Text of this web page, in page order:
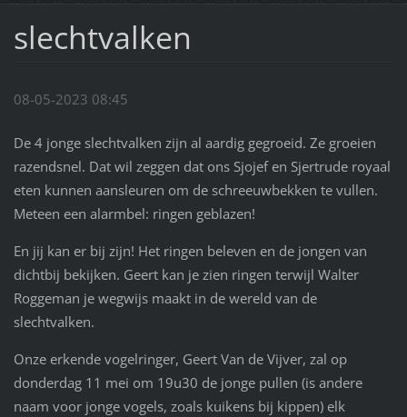
slechtvalken
08-05-2023 08:45
De 4 jonge slechtvalken zijn al aardig gegroeid. Ze groeien
razendsnel. Dat wil zeggen dat ons Sjojef en Sjertrude royaal
eten kunnen aansleuren om de schreeuwbekken te vullen.
Meteen een alarmbel: ringen geblazen!
En jij kan er bij zijn! Het ringen beleven en de jongen van
dichtbij bekijken. Geert kan je zien ringen terwijl Walter
Roggeman je wegwijs maakt in de wereld van de
slechtvalken.
Onze erkende vogelringer, Geert Van de Vijver, zal op
donderdag 11 mei om 19u30 de jonge pullen (is andere
naam voor jonge vogels, zoals kuikens bij kippen) elk